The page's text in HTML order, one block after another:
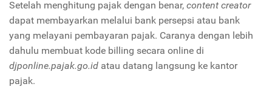
Setelah menghitung pajak dengan benar, content creator
dapat membayarkan melalui bank persepsi atau bank
yang melayani pembayaran pajak. Caranya dengan lebih
dahulu membuat kode billing secara online di
djponline.pajak.go.id atau datang langsung ke kantor
pajak.